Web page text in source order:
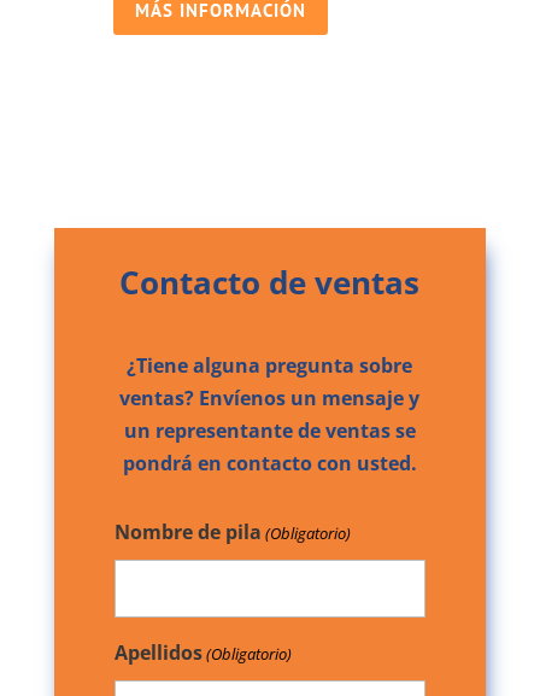
MÁS INFORMACIÓN
Contacto de ventas
¿Tiene alguna pregunta sobre
ventas? Envíenos un mensaje y
un representante de ventas se
pondrá en contacto con usted.
Nombre de pila (Obligatorio)
Apellidos(Obligatorio)